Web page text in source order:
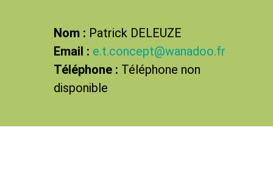
Nom : Patrick DELEUZE
Email : e.t.concept@wanadoo.fr
Téléphone : Téléphone non
disponible